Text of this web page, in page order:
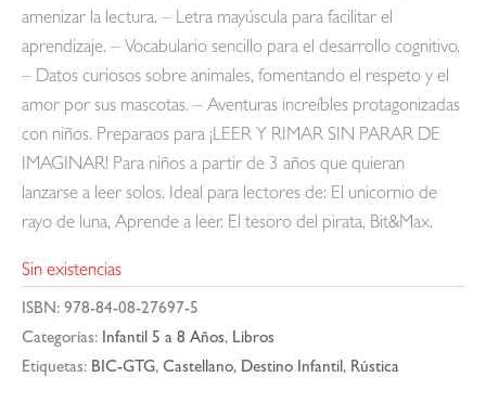
amenizar la lectura. – Letra mayúscula para facilitar el
aprendizaje. – Vocabulario sencillo para el desarrollo cognitivo.
– Datos curiosos sobre animales, fomentando el respeto y el
amor por sus mascotas. – Aventuras increíbles protagonizadas
con niños. Preparaos para ¡LEER Y RIMAR SIN PARAR DE
IMAGINAR! Para niños a partir de 3 años que quieran
lanzarse a leer solos. Ideal para lectores de: El unicornio de
rayo de luna, Aprende a leer. El tesoro del pirata, Bit&Max.
Sin existencias
ISBN: 978-84-08-27697-5
Categorías: Infantil 5 a 8 Años, Libros
Etiquetas: BIC-GTG, Castellano, Destino Infantil, Rústica